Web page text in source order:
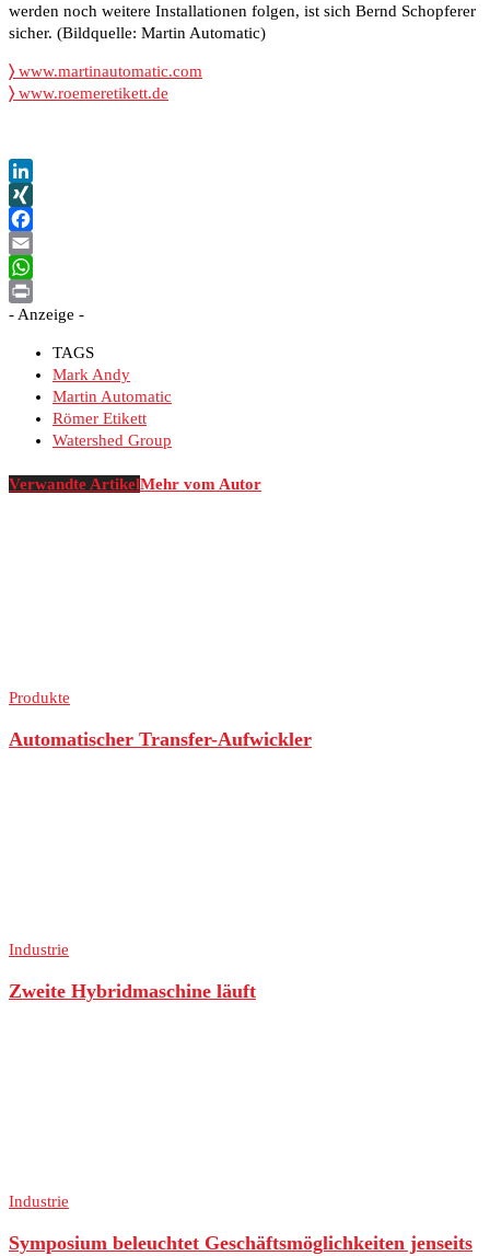
werden noch weitere Installationen folgen, ist sich Bernd Schopferer
sicher. (Bildquelle: Martin Automatic)
〉 www.martinautomatic.com
〉 www.roemeretikett.de
LinkedIn
XING
Facebook
Email
WhatsApp
Print
- Anzeige -
TAGS
Mark Andy
Martin Automatic
Römer Etikett
Watershed Group
Verwandte ArtikelMehr vom Autor
Produkte
Automatischer Transfer-Aufwickler
Industrie
Zweite Hybridmaschine läuft
Industrie
Symposium beleuchtet Geschäftsmöglichkeiten jenseits